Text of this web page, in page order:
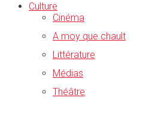
Culture
Cinéma
A moy que chault
Littérature
Médias
Théâtre